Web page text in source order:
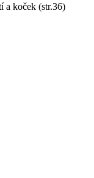
a koček (str.36)